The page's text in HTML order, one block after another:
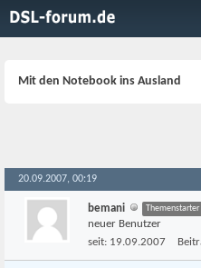
Mit den Notebook ins Ausland
20.09.2007, 00:19
bemani Themenstarter
neuer Benutzer
seit: 19.09.2007